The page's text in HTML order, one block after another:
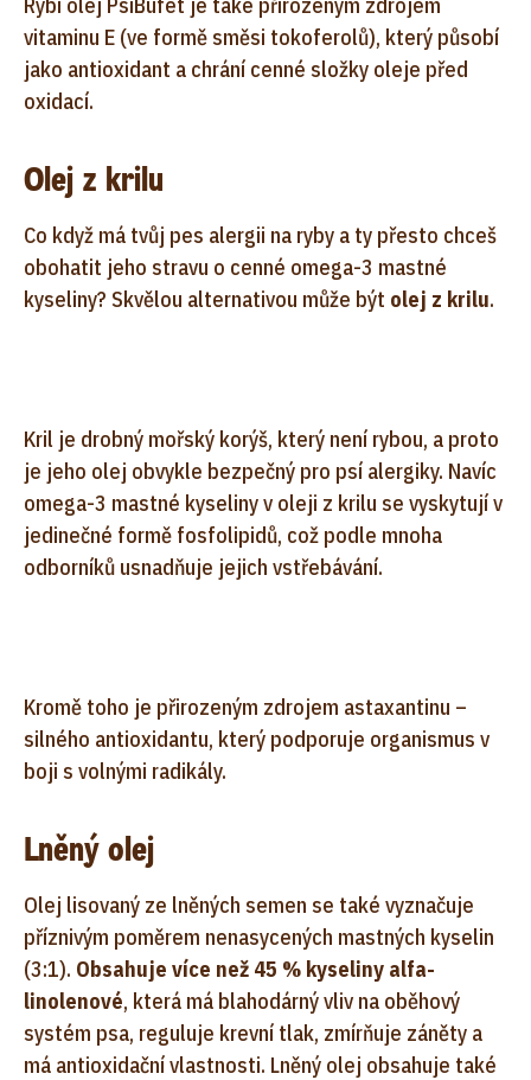
vitaminu E (ve formě směsi tokoferolů), který působí
jako antioxidant a chrání cenné složky oleje před
oxidací.
Olej z krilu
Co když má tvůj pes alergii na ryby a ty přesto chceš
obohatit jeho stravu o cenné omega-3 mastné
kyseliny? Skvělou alternativou může být olej z krilu.
Kril je drobný mořský korýš, který není rybou, a proto
je jeho olej obvykle bezpečný pro psí alergiky. Navíc
omega-3 mastné kyseliny v oleji z krilu se vyskytují v
jedinečné formě fosfolipidů, což podle mnoha
odborníků usnadňuje jejich vstřebávání.
Kromě toho je přirozeným zdrojem astaxantinu –
silného antioxidantu, který podporuje organismus v
boji s volnými radikály.
Lněný olej
Olej lisovaný ze lněných semen se také vyznačuje
příznivým poměrem nenasycených mastných kyselin
(3:1). Obsahuje více než 45 % kyseliny alfa-
linolenové, která má blahodárný vliv na oběhový
systém psa, reguluje krevní tlak, zmírňuje záněty a
má antioxidační vlastnosti. Lněný olej obsahuje také